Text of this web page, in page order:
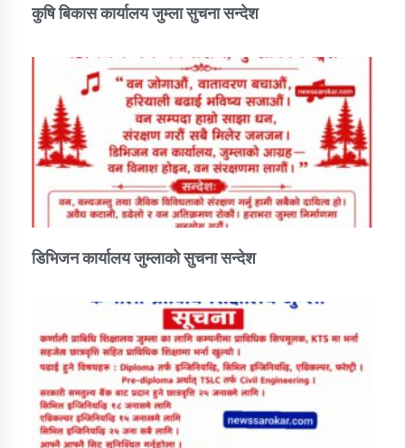
तातोपानी गाउँपालिकाको न्यायिक समिति सम्बन्धी सन्देश
तातोपानी गाउँपालिका जुम्लाको महिला तथा लैङ्गिक हिंसा
सम्बन्धी सूचना सन्देश
तातोपानी गाउँपालिका जुम्लाको महिनावारी सम्बन्धिकाे
सन्देश
तातोपानी गाउँपालिका जुम्लाको बालविवाह सन्देश
तातोपानी गाउँपालिका जुम्लाको सूचना
कुषि बिकास कार्यालय जुम्ला सुचना सन्देश
डिभिजन कार्यालय जुम्लाको सुचना सन्देश